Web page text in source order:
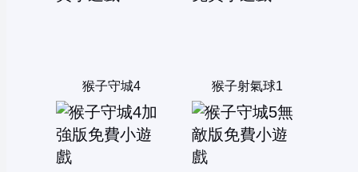
猴子守城4 猴子射氣球1